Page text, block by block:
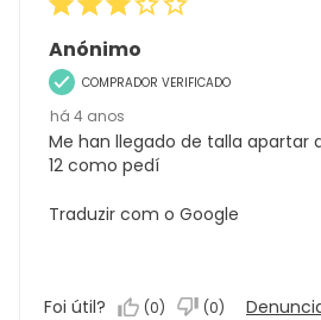
Anónimo
COMPRADOR VERIFICADO
há 4 anos
Me han llegado de talla apartar
12 como pedí
Traduzir com o Google
Foi útil? (0) (0)